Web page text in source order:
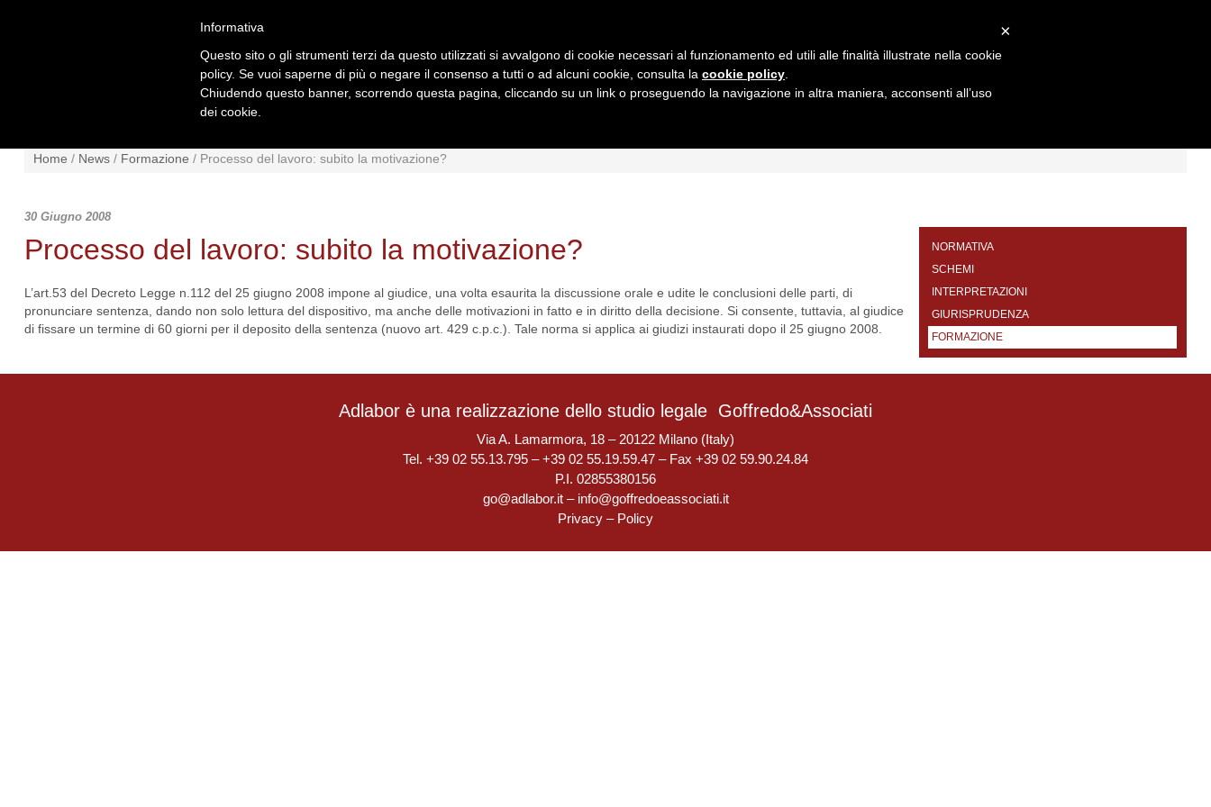
NEWS NORMATIVA
Home / News / Formazione / Processo del lavoro: subito la motivazione?
30 Giugno 2008
Processo del lavoro: subito la motivazione?
L’art.53 del Decreto Legge n.112 del 25 giugno 2008 impone al giudice, una volta esaurita la discussione orale e udite le conclusioni delle parti, di
pronunciare sentenza, dando non solo lettura del dispositivo, ma anche delle motivazioni in fatto e in diritto della decisione. Si consente, tuttavia, al giudice
di fissare un termine di 60 giorni per il deposito della sentenza (nuovo art. 429 c.p.c.). Tale norma si applica ai giudizi instaurati dopo il 25 giugno 2008.
NORMATIVA
SCHEMI
INTERPRETAZIONI
GIURISPRUDENZA
FORMAZIONE
Adlabor è una realizzazione dello studio legale Goffredo&Associati
Via A. Lamarmora, 18 – 20122 Milano (Italy)
Tel. +39 02 55.13.795 – +39 02 55.19.59.47 – Fax +39 02 59.90.24.84
P.I. 02855380156
go@adlabor.it– info@goffredoeassociati.it
Privacy – Policy
×
Informativa
Questo sito o gli strumenti terzi da questo utilizzati si avvalgono di cookie necessari al funzionamento ed utili alle finalità illustrate nella cookie
policy. Se vuoi saperne di più o negare il consenso a tutti o ad alcuni cookie, consulta la cookie policy
Chiudendo questo banner, scorrendo questa pagina, cliccando su un link o proseguendo la navigazione in altra maniera, acconsenti all’uso
dei cookie.